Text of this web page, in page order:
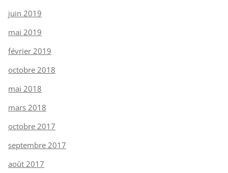
juin 2019
mai 2019
février 2019
octobre 2018
mai 2018
mars 2018
octobre 2017
septembre 2017
août 2017